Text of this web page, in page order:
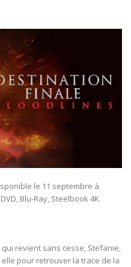
le 11 septembre à
Blu-Ray, Steelbook 4K.
revient sans cesse, Stefanie,
pour retrouver la trace de la